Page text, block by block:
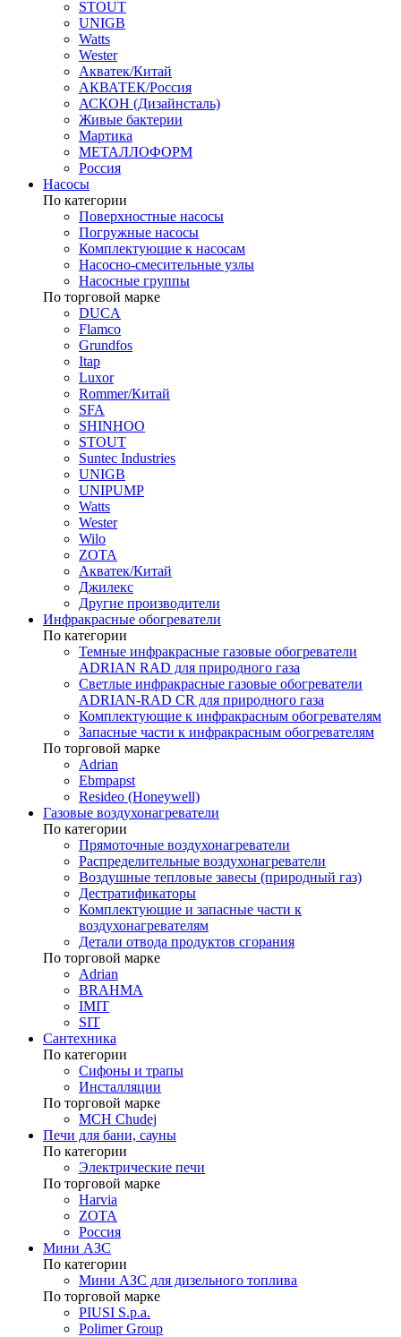
STOUT
UNIGB
Watts
Wester
Акватек/Китай
АКВАТЕК/Россия
АСКОН (Дизайнсталь)
Живые бактерии
Мартика
МЕТАЛЛОФОРМ
Россия
Насосы
По категории
Поверхностные насосы
Погружные насосы
Комплектующие к насосам
Насосно-смесительные узлы
Насосные группы
По торговой марке
DUCA
Flamco
Grundfos
Itap
Luxor
Rommer/Китай
SFA
SHINHOO
STOUT
Suntec Industries
UNIGB
UNIPUMP
Watts
Wester
Wilo
ZOTA
Акватек/Китай
Джилекс
Другие производители
Инфракрасные обогреватели
По категории
Темные инфракрасные газовые обогреватели
ADRIAN RAD для природного газа
Светлые инфракрасные газовые обогреватели
ADRIAN-RAD CR для природного газа
Комплектующие к инфракрасным обогревателям
Запасные части к инфракрасным обогревателям
По торговой марке
Adrian
Ebmpapst
Resideo (Honeywell)
Газовые воздухонагреватели
По категории
Прямоточные воздухонагреватели
Распределительные воздухонагреватели
Воздушные тепловые завесы (природный газ)
Дестратификаторы
Комплектующие и запасные части к
воздухонагревателям
Детали отвода продуктов сгорания
По торговой марке
Adrian
BRAHMA
IMIT
SIT
Сантехника
По категории
Сифоны и трапы
Инсталляции
По торговой марке
MCH Chudej
Печи для бани, сауны
По категории
Электрические печи
По торговой марке
Harvia
ZOTA
Россия
Мини АЗС
По категории
Мини АЗС для дизельного топлива
По торговой марке
PIUSI S.p.a.
Polimer Group